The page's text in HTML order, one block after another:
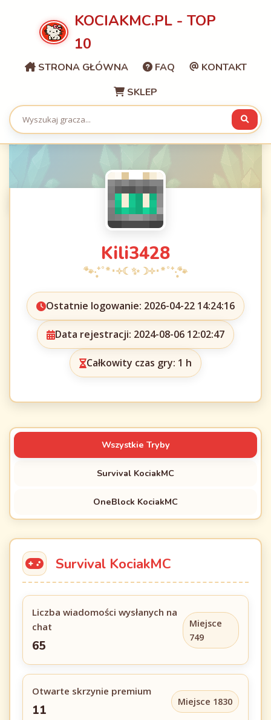
KOCIAKMC.PL - TOP
10
STRONA GŁÓWNA FAQ
KONTAKT
SKLEP
Kili3428
Ostatnie logowanie: 2026-04-22 14:24:16
Data rejestracji: 2024-08-06 12:02:47
Całkowity czas gry: 1 h
Wszystkie Tryby
Survival KociakMC
OneBlock KociakMC
Survival KociakMC
Liczba wiadomości wysłanych na
chat
65
Miejsce
749
Otwarte skrzynie premium
11
Miejsce 1830